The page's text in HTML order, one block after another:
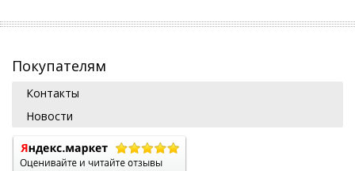
Покупателям
Контакты
Новости